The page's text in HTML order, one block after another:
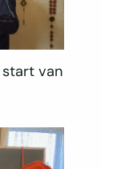
start van